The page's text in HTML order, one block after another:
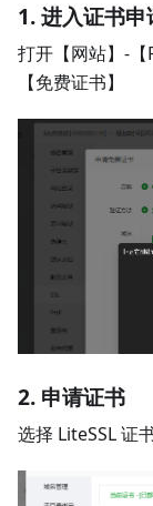
1. 进入证书
打开【网站】-【
【免费证书】
2. 申请证书
选择 LiteSSL 证